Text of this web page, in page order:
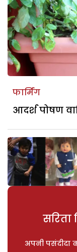
फार्मिंग
आदर्श पोषण
सरिता
अपनी पसंदीदा